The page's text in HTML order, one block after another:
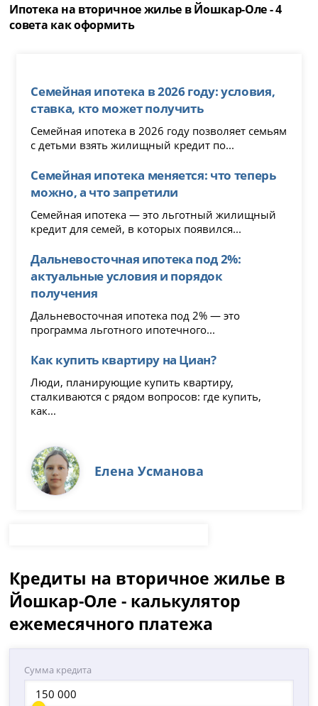
Ипотека на вторичное жилье в Йошкар-Оле - 4
совета как оформить
Семейная ипотека в 2026 году: условия,
ставка, кто может получить
Семейная ипотека в 2026 году позволяет семьям
с детьми взять жилищный кредит по...
Семейная ипотека меняется: что теперь
можно, а что запретили
Семейная ипотека — это льготный жилищный
кредит для семей, в которых появился...
Дальневосточная ипотека под 2%:
актуальные условия и порядок
получения
Дальневосточная ипотека под 2% — это
программа льготного ипотечного...
Как купить квартиру на Циан?
Люди, планирующие купить квартиру,
сталкиваются с рядом вопросов: где купить,
как...
Елена Усманова
Кредиты на вторичное жилье в
Йошкар-Оле - калькулятор
ежемесячного платежа
Сумма кредита